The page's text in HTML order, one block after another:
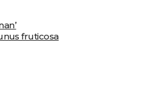
fruticosa